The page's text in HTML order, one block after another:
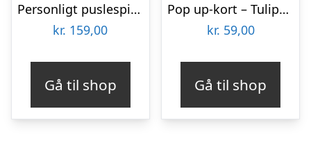
Personligt puslespil med Billede – Hjerte
kr. 159,00
Gå til shop
Pop up-kort – Tulipanbuket
kr. 59,00
Gå til shop